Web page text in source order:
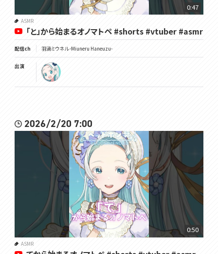
0:47
ASMR
「と」から始まるオノマトペ #shorts #vtuber #asmr
配信ch 羽渦ミウネル -Miuneru Haneuzu-
出演
2026/2/20 7:00
0:50
ASMR